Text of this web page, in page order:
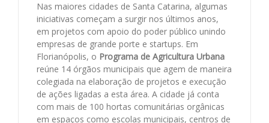
Nas maiores cidades de Santa Catarina, algumas
iniciativas começam a surgir nos últimos anos,
em projetos com apoio do poder público unindo
empresas de grande porte e startups. Em
Florianópolis, o Programa de Agricultura Urbana
reúne 14 órgãos municipais que agem de maneira
colegiada na elaboração de projetos e execução
de ações ligadas a esta área. A cidade já conta
com mais de 100 hortas comunitárias orgânicas
em espaços como escolas municipais, centros de